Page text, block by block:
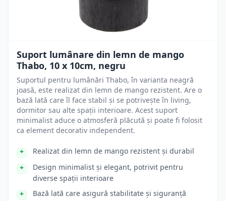
Suport lumânare din lemn de mango
Thabo, 10 x 10cm, negru
Suportul pentru lumânări Thabo, în varianta neagră
joasă, este realizat din lemn de mango rezistent. Are o
bază lată care îl face stabil și se potrivește în living,
dormitor sau alte spații interioare. Acest suport
minimalist aduce o atmosferă plăcută și poate fi folosit
ca element decorativ independent.
Realizat din lemn de mango rezistent și durabil
Design minimalist și elegant, potrivit pentru
diverse spații interioare
Bază lată care asigură stabilitate și siguranță